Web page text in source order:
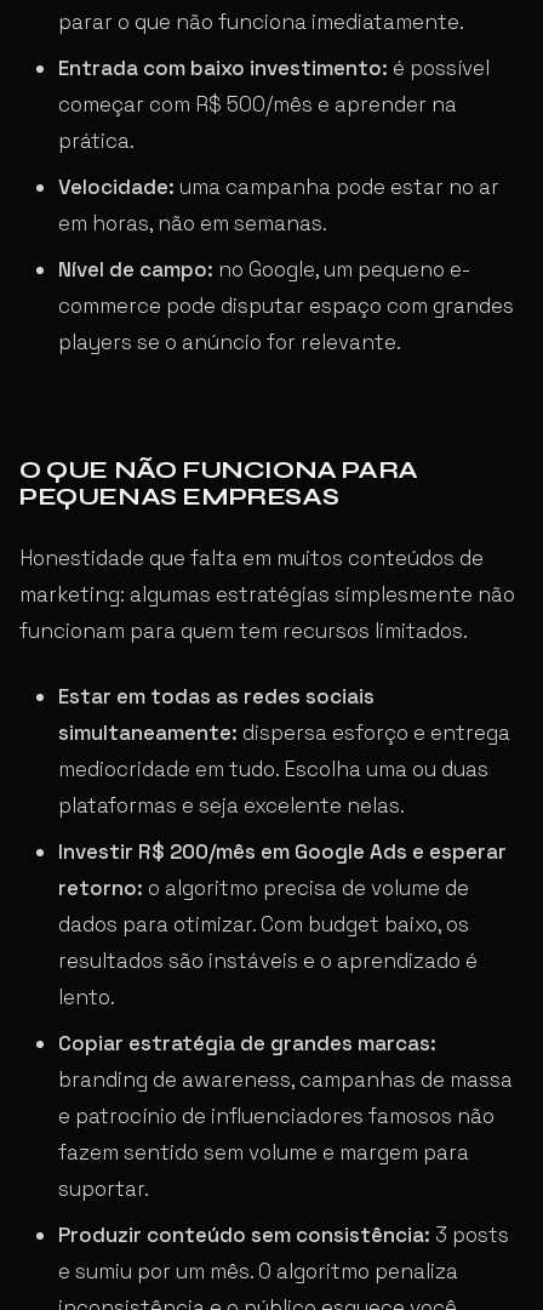
parar o que não funciona imediatamente.
Entrada com baixo investimento: é possível
começar com R$ 500/mês e aprender na
prática.
Velocidade: uma campanha pode estar no ar
em horas, não em semanas.
Nível de campo: no Google, um pequeno e-
commerce pode disputar espaço com grandes
players se o anúncio for relevante.
O QUE NÃO FUNCIONA PARA
PEQUENAS EMPRESAS
Honestidade que falta em muitos conteúdos de
marketing: algumas estratégias simplesmente não
funcionam para quem tem recursos limitados.
Estar em todas as redes sociais
simultaneamente: dispersa esforço e entrega
mediocridade em tudo. Escolha uma ou duas
plataformas e seja excelente nelas.
Investir R$ 200/mês em Google Ads e esperar
retorno: o algoritmo precisa de volume de
dados para otimizar. Com budget baixo, os
resultados são instáveis e o aprendizado é
lento.
Copiar estratégia de grandes marcas:
branding de awareness, campanhas de massa
e patrocínio de influenciadores famosos não
fazem sentido sem volume e margem para
suportar.
Produzir conteúdo sem consistência: 3 posts
e sumiu por um mês. O algoritmo penaliza